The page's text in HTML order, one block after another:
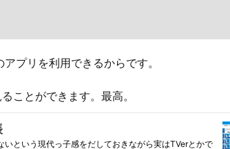
プリを利用できるからです。
ことができます。最高。